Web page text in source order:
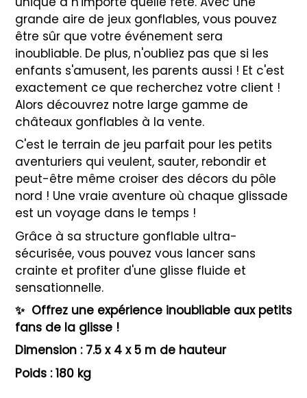
grande aire de jeux gonflables, vous pouvez
être sûr que votre événement sera
inoubliable. De plus, n'oubliez pas que si les
enfants s'amusent, les parents aussi ! Et c'est
exactement ce que recherchez votre client !
Alors découvrez notre large gamme de
châteaux gonflables à la vente.
C'est le terrain de jeu parfait pour les petits
aventuriers qui veulent, sauter, rebondir et
peut-être même croiser des décors du pôle
nord ! Une vraie aventure où chaque glissade
est un voyage dans le temps !
Grâce à sa structure gonflable ultra-
sécurisée, vous pouvez vous lancer sans
crainte et profiter d'une glisse fluide et
sensationnelle.
✨ Offrez une expérience inoubliable aux petits
fans de la glisse !
Dimension : 7.5 x 4 x 5 m de hauteur
Poids : 180 kg